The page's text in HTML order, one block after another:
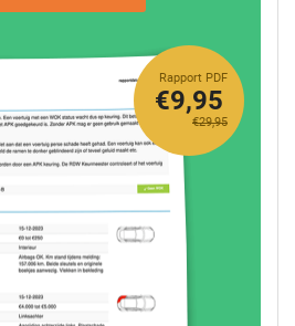
Rapport PDF
€29,95
€9,95